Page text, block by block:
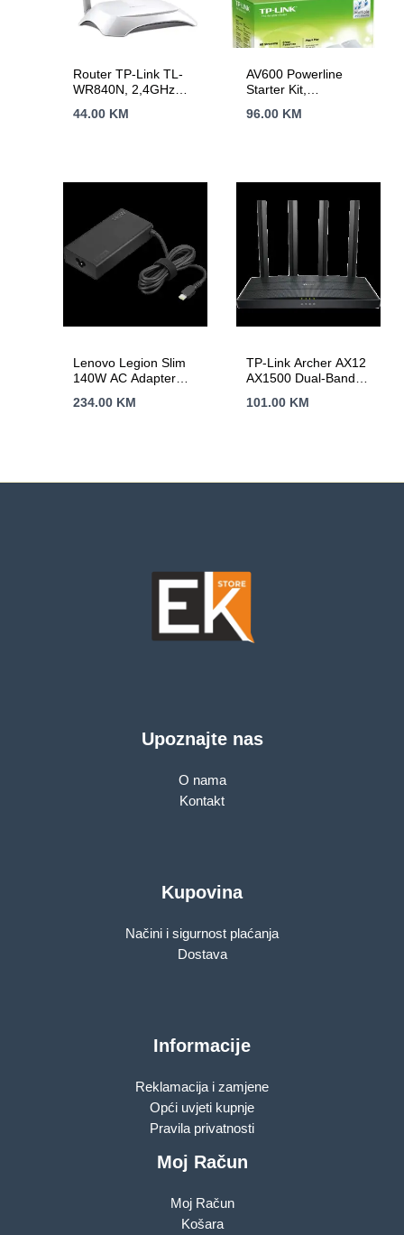
Router TP-Link TL-
WR840N, 2,4GHz
4 x 10/100Mbps LAN
Directional Antenna 2
44.00 KM
AV600 Powerline
Starter Kit,
Port,600Mbps
Powerline, Plug and
Play,Pair Button, New
PLC Utility,Twin Pack
96.00 KM
Lenovo Legion Slim
140W AC Adapter
234.00 KM
TP-Link Archer AX12
AX1500 Dual-Band
Mbps at 2.4 GHz +
LAN Ports, 1024-
server
101.00 KM
Upoznajte nas
O nama
Kontakt
Kupovina
Načini i sigurnost plaćanja
Dostava
Informacije
Reklamacija i zamjene
Opći uvjeti kupnje
Pravila privatnosti
Moj Račun
Moj Račun
Košara